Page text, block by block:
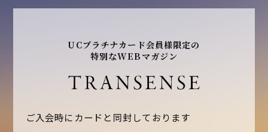
UCプラチナカード会員様限定の
特別なWEBマガジン
ご入会時にカードと同封しております